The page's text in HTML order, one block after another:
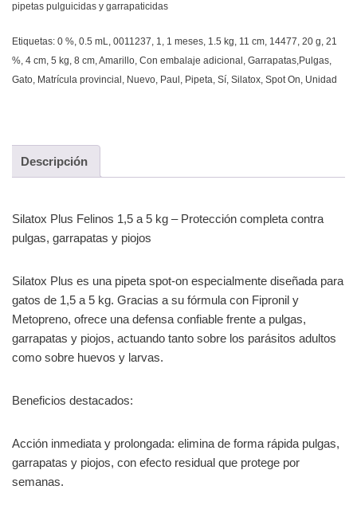
pipetas pulguicidas y garrapaticidas
Etiquetas: 0 %, 0.5 mL, 0011237, 1, 1 meses, 1.5 kg, 11 cm, 14477, 20 g, 21
%, 4 cm, 5 kg, 8 cm,Amarillo, Con embalaje adicional , Garrapatas,Pulgas,
Gato, Matrícula provincial , Nuevo, Paul , Pipeta, Sí, Silatox, Spot On, Unidad
Descripción
Silatox Plus Felinos 1,5 a 5 kg – Protección completa contra
pulgas, garrapatas y piojos
Silatox Plus es una pipeta spot-on especialmente diseñada para
gatos de 1,5 a 5 kg. Gracias a su fórmula con Fipronil y
Metopreno, ofrece una defensa confiable frente a pulgas,
garrapatas y piojos, actuando tanto sobre los parásitos adultos
como sobre huevos y larvas.
Beneficios destacados:
Acción inmediata y prolongada: elimina de forma rápida pulgas,
garrapatas y piojos, con efecto residual que protege por
semanas.